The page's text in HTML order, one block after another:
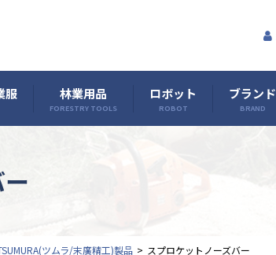
服 林業用品
FORESTRY TOOLS
ロボット
ROBOT
ブランド
BRAND
ツムラ/末廣精工)製品 スプロケットノーズバー